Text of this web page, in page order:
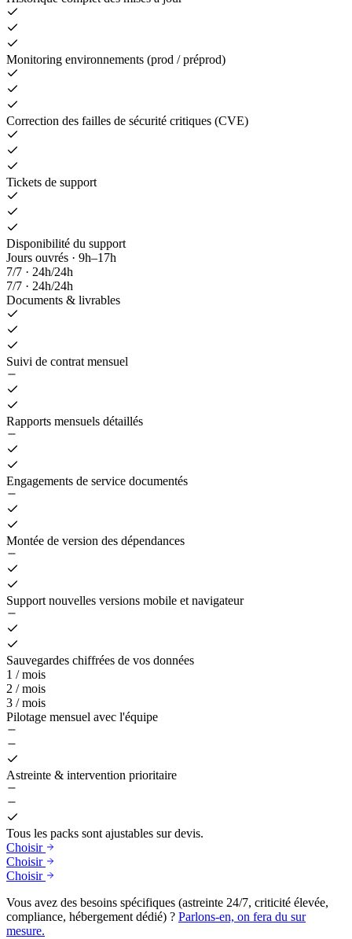
Monitoring environnements (prod / préprod)
Correction des failles de sécurité critiques (CVE)
Tickets de support
Disponibilité du support
Jours ouvrés · 9h–17h
7/7 · 24h/24h
7/7 · 24h/24h
Documents & livrables
Suivi de contrat mensuel
Rapports mensuels détaillés
Engagements de service documentés
Montée de version des dépendances
Support nouvelles versions mobile et navigateur
Sauvegardes chiffrées de vos données
1 / mois
2 / mois
3 / mois
Pilotage mensuel avec l'équipe
Astreinte & intervention prioritaire
Tous les packs sont ajustables sur devis.
Choisir
Choisir
Choisir
Vous avez des besoins spécifiques (astreinte 24/7, criticité élevée,
compliance, hébergement dédié) ? Parlons-en, on fera du sur
mesure.